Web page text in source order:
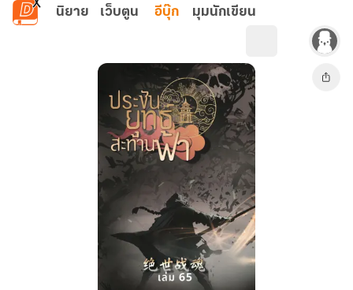
ข้ามไปยังเนื้อหาหลัก
นิยาย เว็บตูน อีบุ๊ก มุมนักเขียน